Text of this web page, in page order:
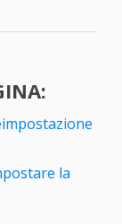
la